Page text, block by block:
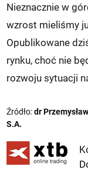
Nieznacznie w
wzrost mieliśmy
Opublikowane
rynku, choć nie
rozwoju sytuacji
Źródło:dr
S.A.